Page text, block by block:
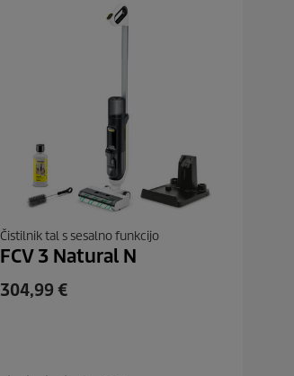
Čistilnik tal s sesalno funkcijo
FCV 3 Natural N
C
304,99 €